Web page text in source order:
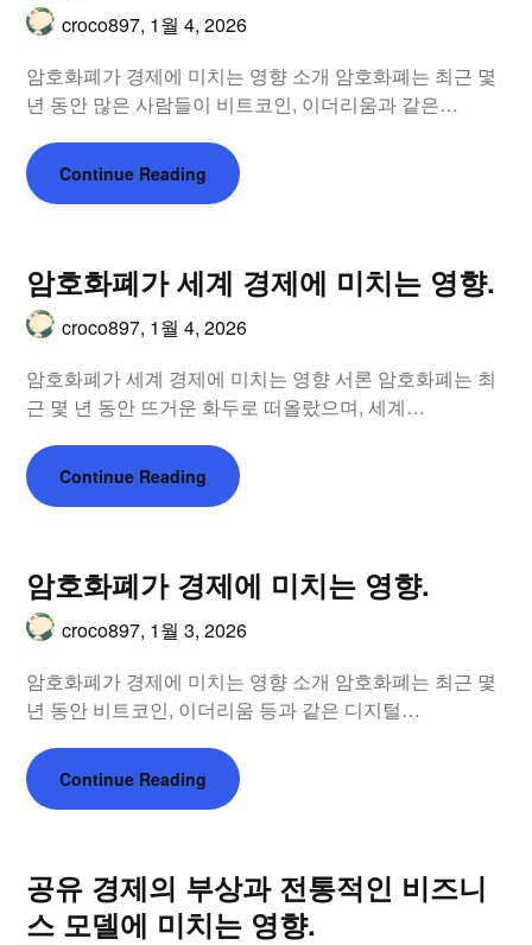
croco897, 1월 4, 2026
암호화폐가 경제에 미치는 영향 소개 암호화폐는 최근 몇
년 동안 많은 사람들이 비트코인, 이더리움과 같은…
Continue Reading
암호화폐가 세계 경제에 미치는 영향.
croco897, 1월 4, 2026
암호화폐가 세계 경제에 미치는 영향 서론 암호화폐는 최
근 몇 년 동안 뜨거운 화두로 떠올랐으며, 세계…
Continue Reading
암호화폐가 경제에 미치는 영향.
croco897, 1월 3, 2026
암호화폐가 경제에 미치는 영향 소개 암호화폐는 최근 몇
년 동안 비트코인, 이더리움 등과 같은 디지털…
Continue Reading
공유 경제의 부상과 전통적인 비즈니
스 모델에 미치는 영향.